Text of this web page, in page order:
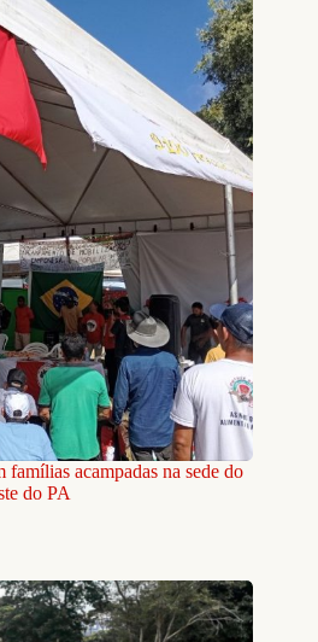
acampadas na sede do
do PA